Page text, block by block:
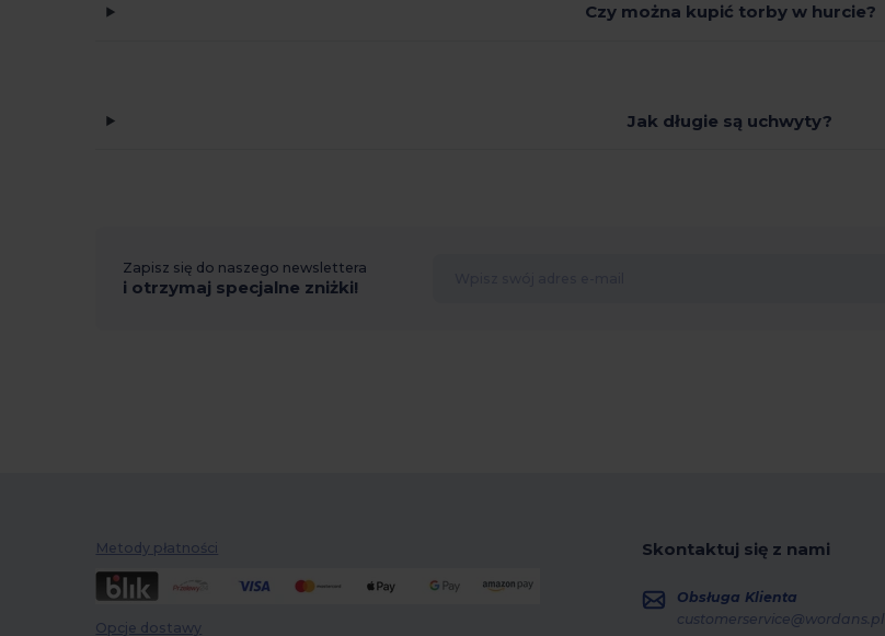
Czy można kupić torby w hurcie?
Jak długie są uchwyty?
Zapisz się do naszego newslettera
i otrzymaj specjalne zniżki!
Metody płatności
Opcje dostawy
Skontaktuj się z nami
Obsługa Klienta
customerservice@wordans.pl